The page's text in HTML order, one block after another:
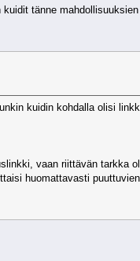
kuidit tänne
kuidin kohdalla olisi
vaan riittävän
huomattavasti